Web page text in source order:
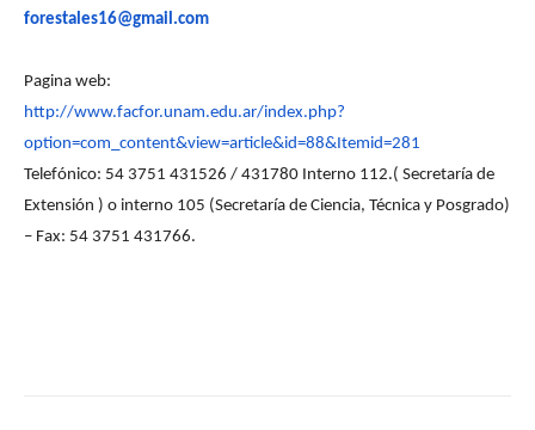
forestales16@gmail.com
Pagina web:
http://www.facfor.unam.edu.ar/index.php?
option=com_content&view=article&id=88&Itemid=281
Telefónico: 54 3751 431526 / 431780 Interno 112.( Secretaría de
Extensión ) o interno 105 (Secretaría de Ciencia, Técnica y Posgrado)
– Fax: 54 3751 431766.